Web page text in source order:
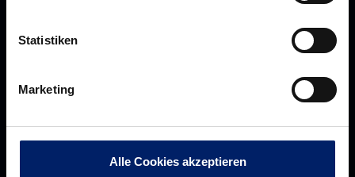
Statistiken
Marketing
Alle Cookies akzeptieren